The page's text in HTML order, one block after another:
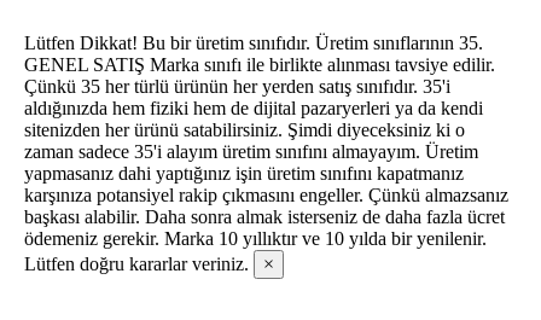
Lütfen Dikkat! Bu bir üretim sınıfıdır. Üretim sınıflarının 35.
GENEL SATIŞ Marka sınıfı ile birlikte alınması tavsiye edilir.
Çünkü 35 her türlü ürünün her yerden satış sınıfıdır. 35'i
aldığınızda hem fiziki hem de dijital pazaryerleri ya da kendi
sitenizden her ürünü satabilirsiniz. Şimdi diyeceksiniz ki o
zaman sadece 35'i alayım üretim sınıfını almayayım. Üretim
yapmasanız dahi yaptığınız işin üretim sınıfını kapatmanız
karşınıza potansiyel rakip çıkmasını engeller. Çünkü almazsanız
başkası alabilir. Daha sonra almak isterseniz de daha fazla ücret
ödemeniz gerekir. Marka 10 yıllıktır ve 10 yılda bir yenilenir.
Lütfen doğru kararlar veriniz.
×